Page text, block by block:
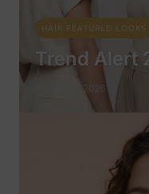
HAIR FEATURED LOOKS
Trend Alert
4. Februar 2026